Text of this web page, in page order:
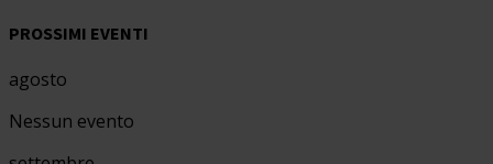
PROSSIMI EVENTI
agosto
Nessun evento